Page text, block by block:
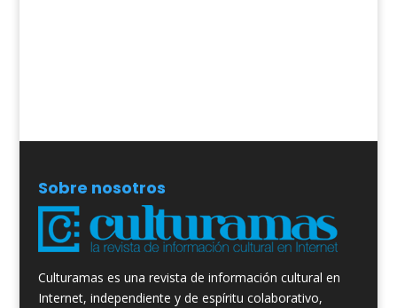
Sobre nosotros
Culturamas es una revista de información cultural en
Internet, independiente y de espíritu colaborativo,